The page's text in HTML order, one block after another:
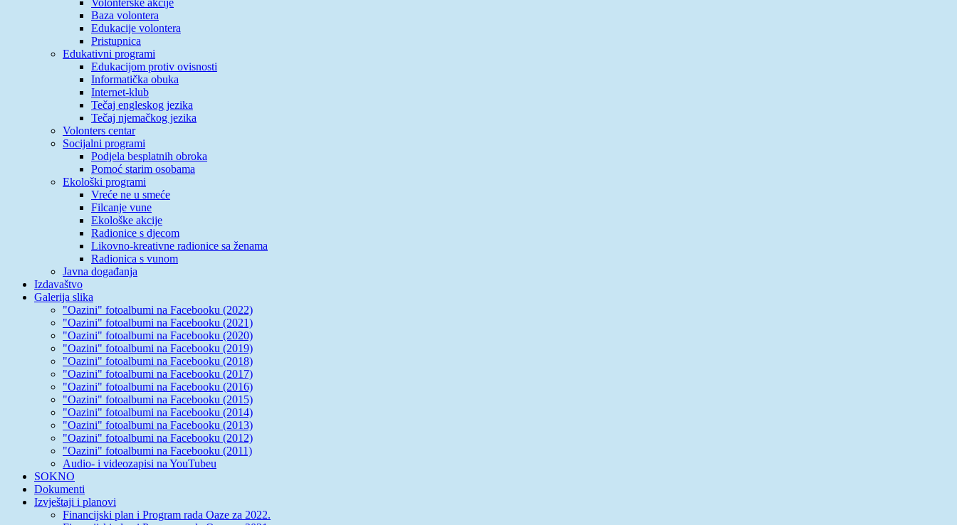
Baza volontera
Edukacije volontera
Pristupnica
Edukativni programi
Edukacijom protiv ovisnosti
Informatička obuka
Internet-klub
Tečaj engleskog jezika
Tečaj njemačkog jezika
Volonters centar
Socijalni programi
Podjela besplatnih obroka
Pomoć starim osobama
Ekološki programi
Vreće ne u smeće
Filcanje vune
Ekološke akcije
Radionice s djecom
Likovno-kreativne radionice sa ženama
Radionica s vunom
Javna događanja
Izdavaštvo
Galerija slika
"Oazini" fotoalbumi na Facebooku (2022)
"Oazini" fotoalbumi na Facebooku (2021)
"Oazini" fotoalbumi na Facebooku (2020)
"Oazini" fotoalbumi na Facebooku (2019)
"Oazini" fotoalbumi na Facebooku (2018)
"Oazini" fotoalbumi na Facebooku (2017)
"Oazini" fotoalbumi na Facebooku (2016)
"Oazini" fotoalbumi na Facebooku (2015)
"Oazini" fotoalbumi na Facebooku (2014)
"Oazini" fotoalbumi na Facebooku (2013)
"Oazini" fotoalbumi na Facebooku (2012)
"Oazini" fotoalbumi na Facebooku (2011)
Audio- i videozapisi na YouTubeu
SOKNO
Dokumenti
Izvještaji i planovi
Financijski plan i Program rada Oaze za 2022.